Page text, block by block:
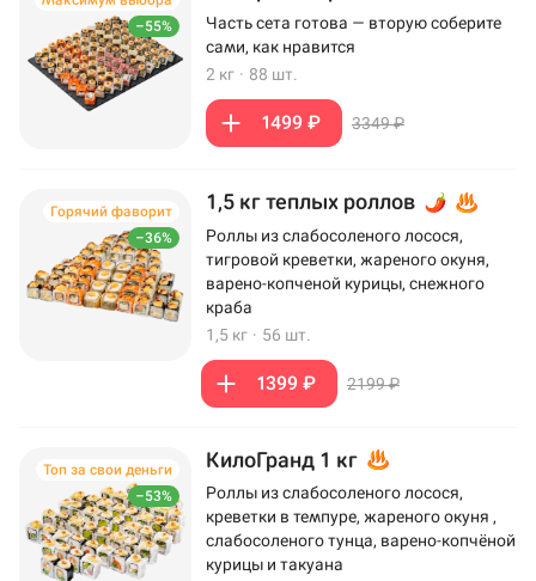
–55%
Часть сета готова — вторую соберите
сами, как нравится
2 кг · 88 шт.
1499 ₽ 3349 ₽
–36%
Горячий фаворит 1,5 кг теплых роллов
Роллы из слабосоленого лосося,
тигровой креветки, жареного окуня,
варено-копченой курицы, снежного
краба
1,5 кг · 56 шт.
1399 ₽ 2199 ₽
–53%
Топ за свои деньги КилоГранд 1 кг
Роллы из слабосоленого лосося,
креветки в темпуре, жареного окуня ,
слабосоленого тунца, варено-копчёной
курицы и такуана